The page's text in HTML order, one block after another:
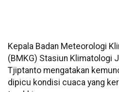
Kepala Badan Meteorologi
(BMKG) Stasiun Klimatologi
Tjiptanto mengatakan
dipicu kondisi cuaca yang